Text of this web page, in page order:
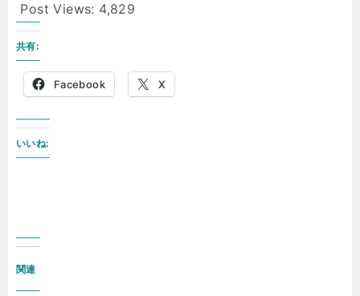
Post Views: 4,829
共有:
Facebook X
いいね:
関連